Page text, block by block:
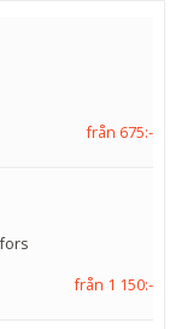
från 675:-
från 1 150:-